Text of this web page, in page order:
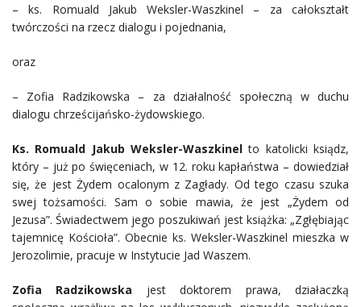
– ks. Romuald Jakub Weksler-Waszkinel – za całokształt
twórczości na rzecz dialogu i pojednania,
oraz
– Zofia Radzikowska – za działalność społeczną w duchu
dialogu chrześcijańsko-żydowskiego.
Ks. Romuald Jakub Weksler-Waszkinel to katolicki ksiądz,
który – już po święceniach, w 12. roku kapłaństwa – dowiedział
się, że jest Żydem ocalonym z Zagłady. Od tego czasu szuka
swej tożsamości. Sam o sobie mawia, że jest „Żydem od
Jezusa”. Świadectwem jego poszukiwań jest książka: „Zgłębiając
tajemnicę Kościoła”. Obecnie ks. Weksler-Waszkinel mieszka w
Jerozolimie, pracuje w Instytucie Jad Waszem.
Zofia Radzikowska jest doktorem prawa, działaczką